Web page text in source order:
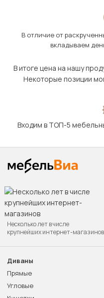
В отличие от
вкладываем
В итоге цена на нашу
Некоторые позиции
Входим в ТОП-5
Несколько лет в числе
крупнейших интернет-магазинов
Диваны
Прямые
Угловые